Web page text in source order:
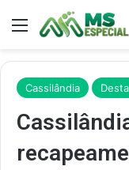
Menu
Cassilândia